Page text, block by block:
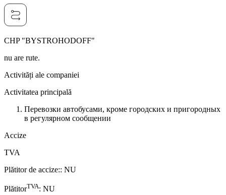
CHP "BYSTROHODOFF"
nu are rute.
Activități ale companiei
Activitatea principală
Перевозки автобусами, кроме городских и пригородных
в регулярном сообщении
Accize
TVA
Plătitor de accize:: NU
PlătitorTVA: NU